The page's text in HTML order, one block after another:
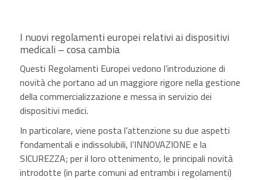
I nuovi regolamenti europei relativi ai dispositivi
medicali – cosa cambia
Questi Regolamenti Europei vedono l’introduzione di
novità che portano ad un maggiore rigore nella gestione
della commercializzazione e messa in servizio dei
dispositivi medici.
In particolare, viene posta l’attenzione su due aspetti
fondamentali e indissolubili, l’INNOVAZIONE e la
SICUREZZA; per il loro ottenimento, le principali novità
introdotte (in parte comuni ad entrambi i regolamenti)